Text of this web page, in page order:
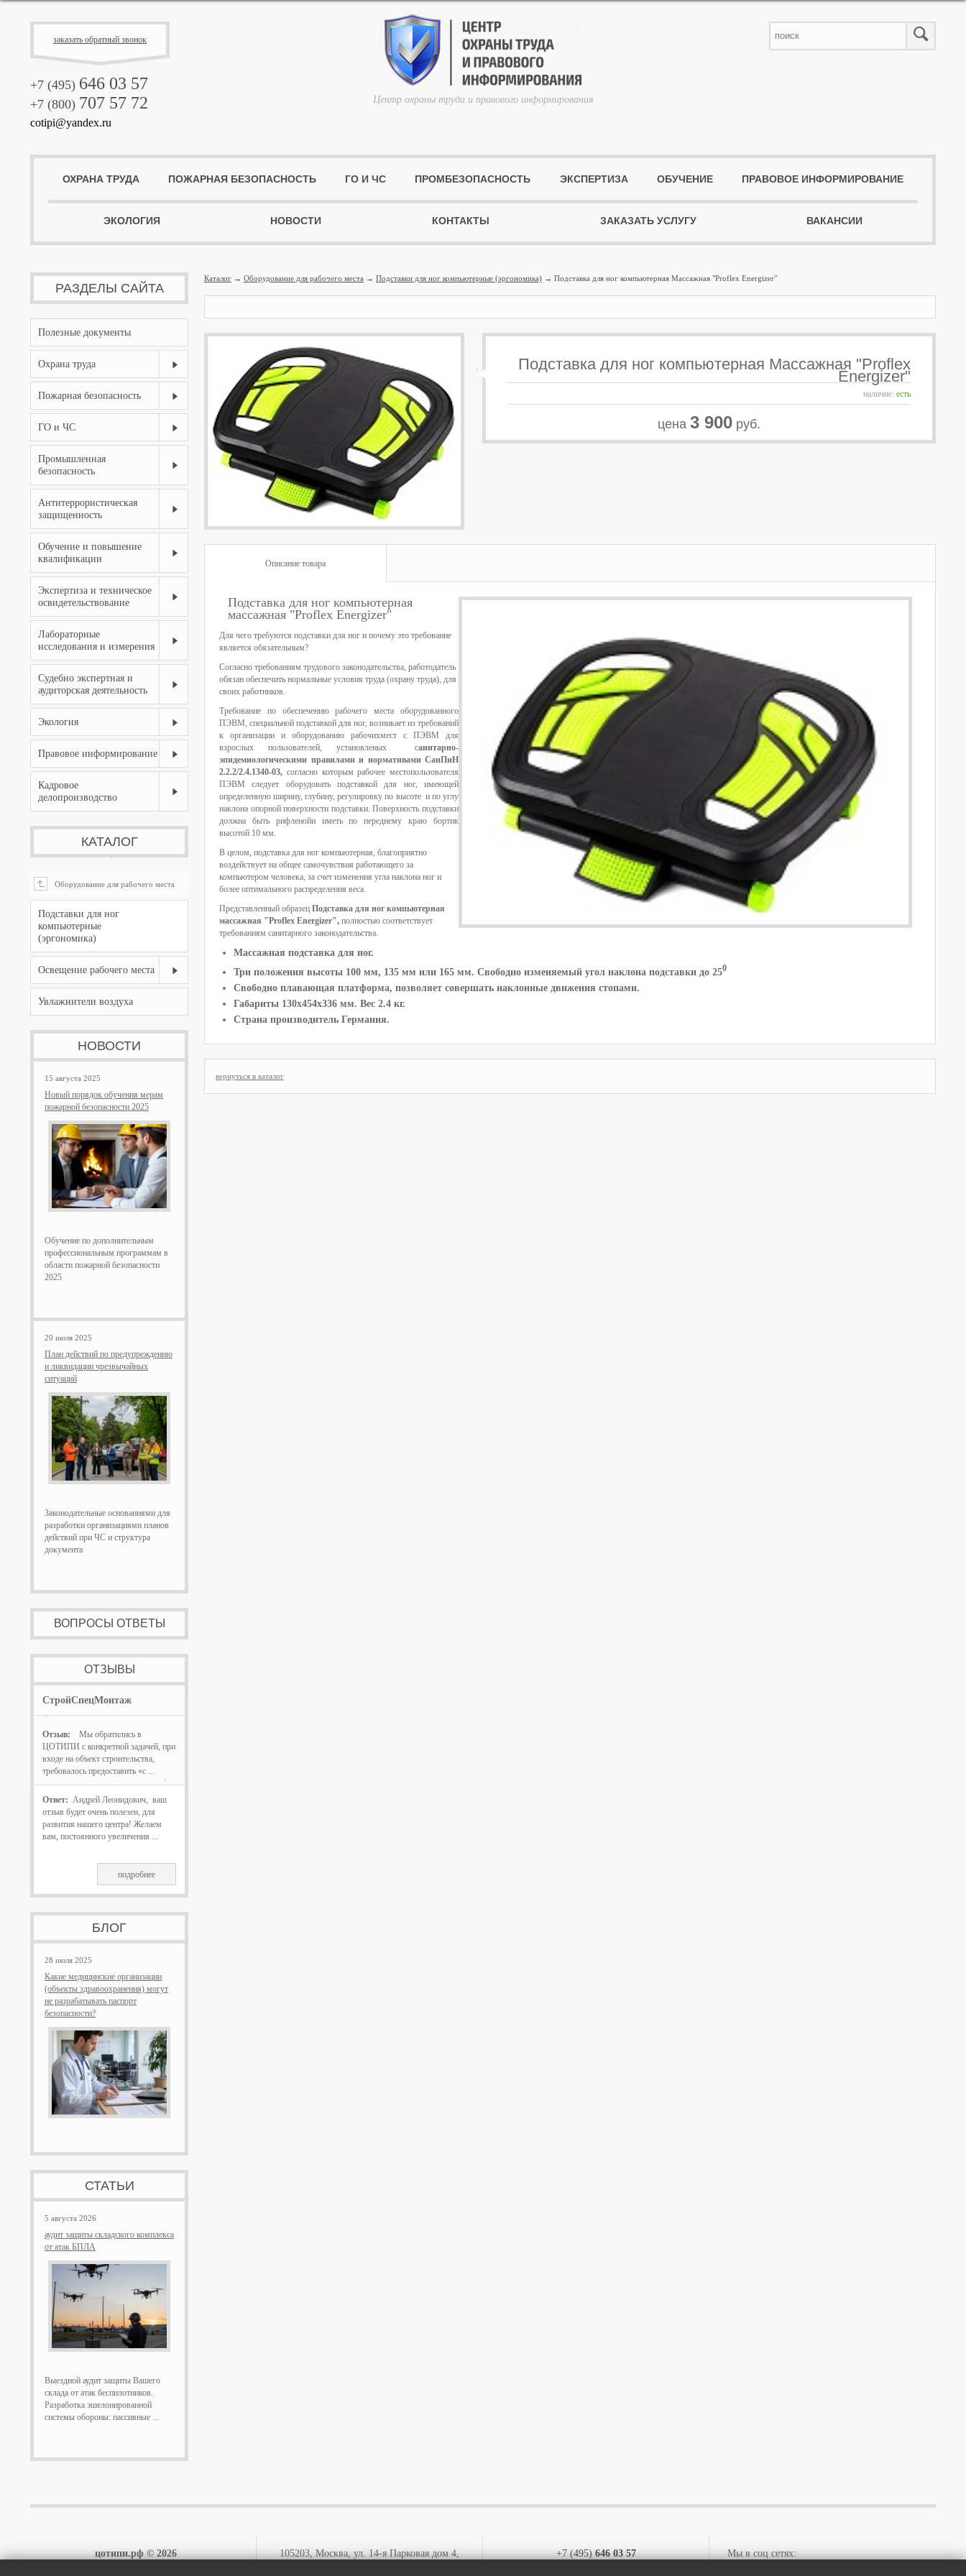
заказать обратный звонок
+7 (495) 646 03 57
+7 (800) 707 57 72
cotipi@yandex.ru
Центр охраны труда и правового информирования
ОХРАНА ТРУДА ПОЖАРНАЯ БЕЗОПАСНОСТЬ ГО И ЧС ПРОМБЕЗОПАСНОСТЬ ЭКСПЕРТИЗА ОБУЧЕНИЕ ПРАВОВОЕ ИНФОРМИРОВАНИЕ
ЭКОЛОГИЯ НОВОСТИ КОНТАКТЫ ЗАКАЗАТЬ УСЛУГУ ВАКАНСИИ
РАЗДЕЛЫ САЙТА
Полезные документы
Охрана труда
Пожарная безопасность
ГО и ЧС
Промышленная
безопасность
Антитеррористическая
защищенность
Обучение и повышение
квалификации
Экспертиза и техническое
освидетельствование
Лабораторные
исследования и измерения
Судебно экспертная и
аудиторская деятельность
Экология
Правовое информирование
Кадровое
делопроизводство
КАТАЛОГ
 Оборудование для рабочего места
Подставки для ног
компьютерные
(эргономика)
Освещение рабочего места
Увлажнители воздуха
НОВОСТИ
15 августа 2025
Новый порядок обучения мерам
пожарной безопасности 2025
Обучение по дополнительным
профессиональным программам в
области пожарной безопасности
2025
20 июля 2025
План действий по предупреждению
и ликвидации чрезвычайных
ситуаций
Законодательные основаниями для
разработки организациями планов
действий при ЧС и структура
документа
ВОПРОСЫ ОТВЕТЫ
ОТЗЫВЫ
СтройСпецМонтаж
Отзыв:
Мы обратились в
ЦОТИПИ с конкретной задачей, при
входе на объект строительства,
требовалось предоставить «с ...
Ответ: Андрей Леонидович, ваш
отзыв будет очень полезен, для
развития нашего центра! Желаем
вам, постоянного увеличения ...
подробнее
БЛОГ
28 июля 2025
Какие медицинские организации
(объекты здравоохранения) могут
не разрабатывать паспорт
безопасности?
СТАТЬИ
5 августа 2026
аудит защиты складского комплекса
от атак БПЛА
Выездной аудит защиты Вашего
склада от атак беспилотников.
Разработка эшелонированной
системы обороны: пассивные ...
Каталог → Оборудование для рабочего места → Подставки для ног компьютерные (эргономика) → Подставка для ног компьютерная Массажная "Proflex Energizer"
Подставка для ног компьютерная Массажная "Proflex
Energizer"
наличие: есть
цена 3 900 руб.
Описание товара
Подставка для ног компьютерная
массажная "Proflex Energizer"
Для чего требуются подставки для ног и почему это требование
является обязательным?
Согласно требованиям трудового законодательства, работодатель
обязан обеспечить нормальные условия труда (охрану труда), для
своих работников.
Требование по обеспечению рабочего места оборудованного
ПЭВМ, специальной подставкой для ног, возникает из требований
к организации и оборудованию рабочихмест с ПЭВМ для
взрослых пользователей, установленых санитарно-
эпидемиологическими правилами и нормативами СанПиН
2.2.2/2.4.1340-03, согласно которым рабочее местопользователя
ПЭВМ следует оборудовать подставкой для ног, имеющей
определенную ширину, глубину, регулировку по высоте и по углу
наклона опорной поверхности подставки. Поверхность подставки
должна быть рифленойи иметь по переднему краю бортик
высотой 10 мм.
В целом, подставка для ног компьютерная, благоприятно
воздействует на общее самочувствия работающего за
компьютером человека, за счет изменения угла наклона ног и
более оптимального распределения веса.
Представленный образец Подставка для ног компьютерная
массажная "Proflex Energizer", полностью соответствует
требованиям санитарного законодательства.
Массажная подставка для ног.
Три положения высоты 100 мм, 135 мм или 165 мм. Свободно изменяемый угол наклона подставки до 250
Свободно плавающая платформа, позволяет совершать наклонные движения стопами.
Габариты 130х454х336 мм. Вес 2.4 кг.
Страна производитель Германия.
вернуться в каталог
цотипи.рф © 2026
105203, Москва, ул. 14-я Парковая дом 4,
+7 (495)646 03 57
Мы в соц сетях: